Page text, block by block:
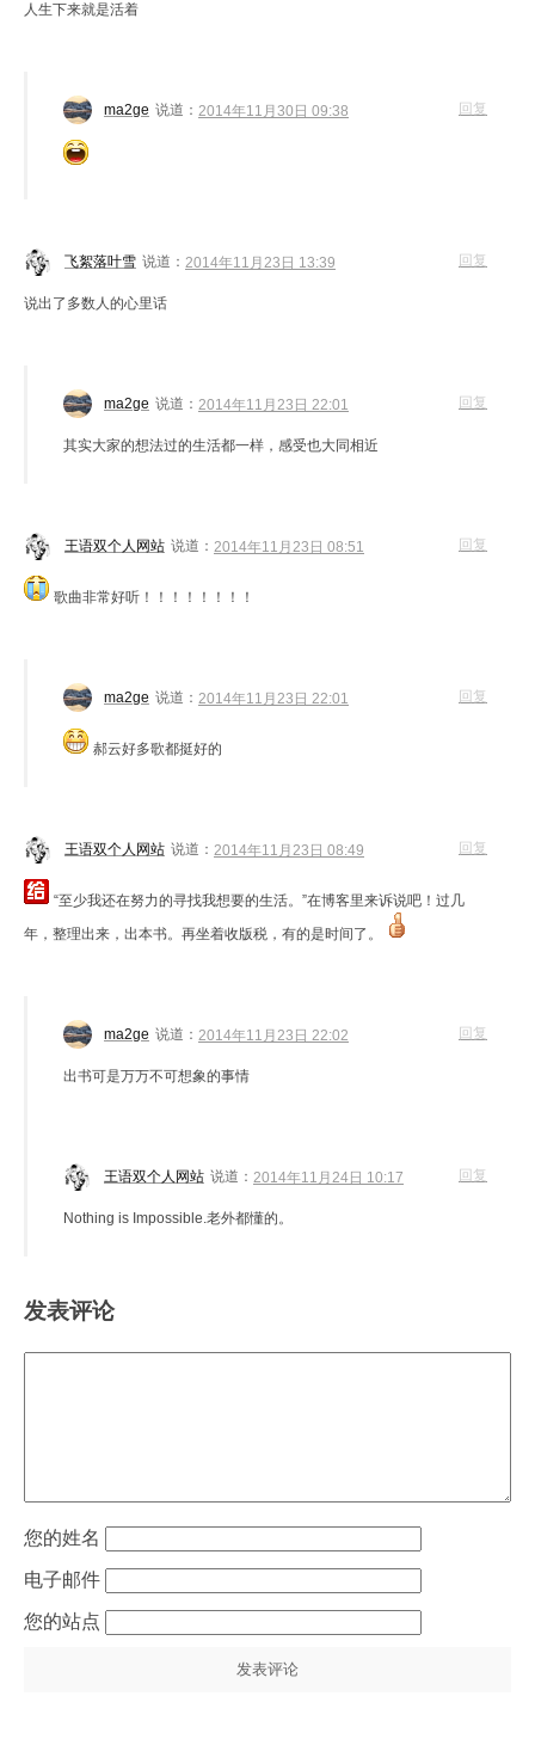
人生下来就是活着
ma2ge 说道： 2014年11月30日 09:38 回复
飞絮落叶雪 说道： 2014年11月23日 13:39
说出了多数人的心里话
回复
ma2ge 说道： 2014年11月23日 22:01
其实大家的想法过的生活都一样，感受也大同相近
回复
王语双个人网站 说道： 2014年11月23日 08:51
歌曲非常好听！！！！！！！！
回复
ma2ge 说道： 2014年11月23日 22:01
郝云好多歌都挺好的
回复
王语双个人网站 说道： 2014年11月23日 08:49
“至少我还在努力的寻找我想要的生活。”在博客里来诉说吧！过几
年，整理出来，出本书。再坐着收版税，有的是时间了。
回复
ma2ge 说道： 2014年11月23日 22:02
出书可是万万不可想象的事情
回复
王语双个人网站 说道： 2014年11月24日 10:17
Nothing is Impossible.老外都懂的。
回复
发表评论
姓名
电子邮件
站点